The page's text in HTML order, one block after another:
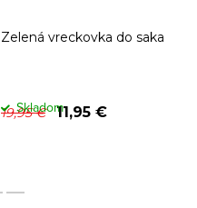
Zelená vreckovka do saka
19,95 € 11,95 €
Skladom